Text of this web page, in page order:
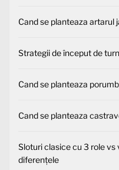
Cand se planteaza artarul
Strategii de început de
Cand se planteaza
Cand se planteaza
Sloturi clasice cu 3 role
diferențele